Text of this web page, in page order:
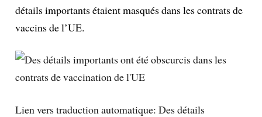
détails importants étaient masqués dans les contrats de
vaccins de l’UE.
Lien vers traduction automatique: Des détails